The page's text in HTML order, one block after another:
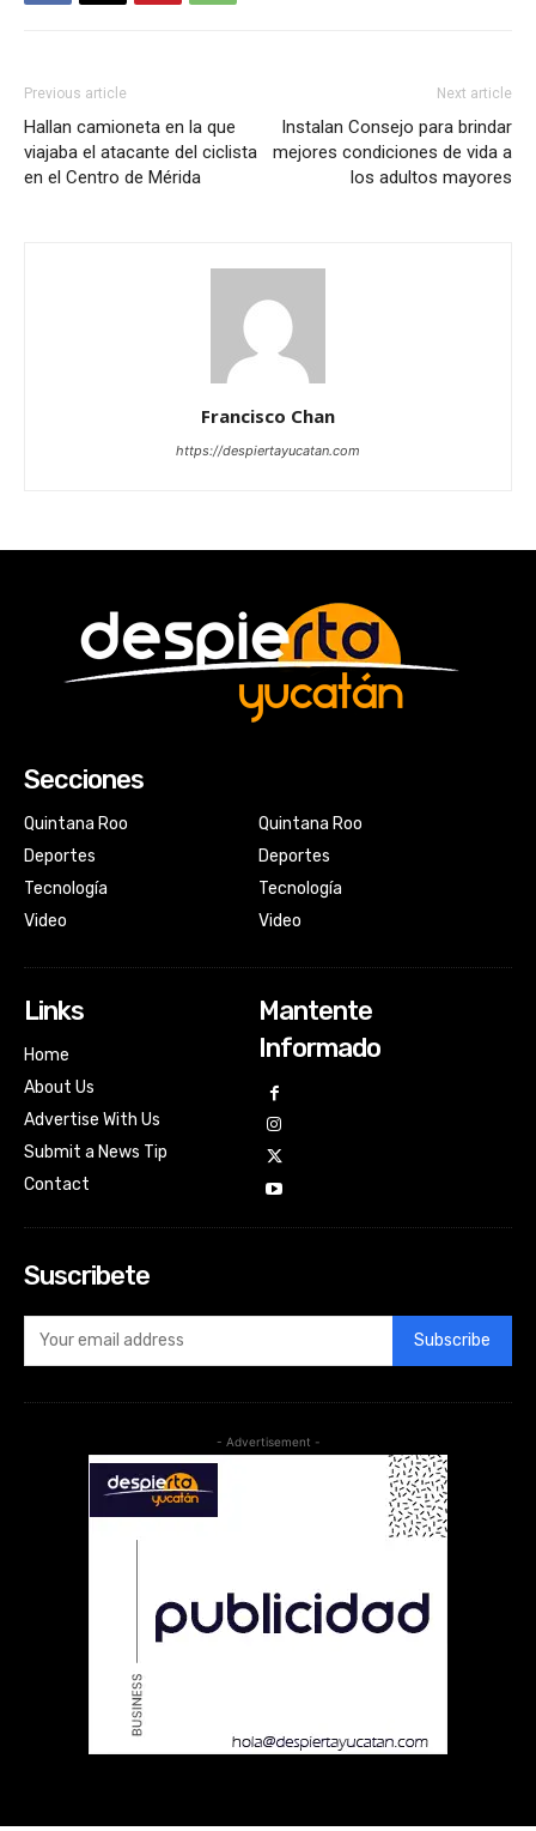
Previous article
Hallan camioneta en la que
viajaba el atacante del ciclista
en el Centro de Mérida
Next article
Instalan Consejo para brindar
mejores condiciones de vida a
los adultos mayores
Francisco Chan
https://despiertayucatan.com
Secciones
Quintana Roo
Deportes
Tecnología
Video
Quintana Roo
Deportes
Tecnología
Video
Links
Home
About Us
Advertise With Us
Submit a News Tip
Contact
Mantente
Informado
Suscribete
Subscribe
- Advertisement -